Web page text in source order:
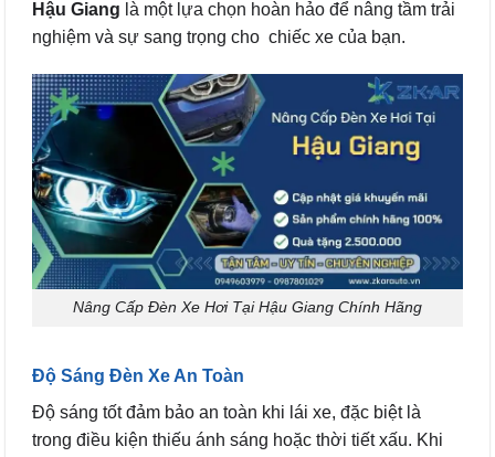
Hậu Giang là một lựa chọn hoàn hảo để nâng tầm trải
nghiệm và sự sang trọng cho chiếc xe của bạn.
Nâng Cấp Đèn Xe Hơi Tại Hậu Giang Chính Hãng
Độ Sáng Đèn Xe An Toàn
Độ sáng tốt đảm bảo an toàn khi lái xe, đặc biệt là
trong điều kiện thiếu ánh sáng hoặc thời tiết xấu. Khi